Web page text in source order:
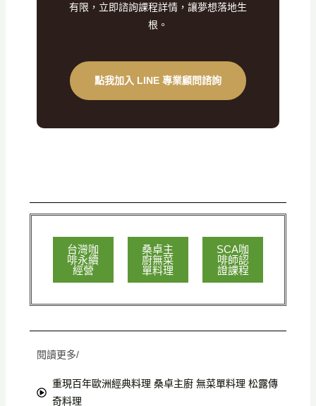
有限，立即諮詢課程詳情，讓夢想落地生
根。
點我加入 LINE 專業顧問諮詢
台灣咖
啡永續
經營
桑卓主
廚無菜
單料理
SCA咖
啡師認
證課程
閱讀更多/
重現百年歐洲經典料理 桑卓主廚 無菜單料理 松露傳
奇料理